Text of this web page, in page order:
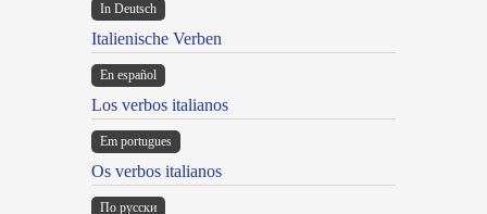
In Deutsch
Italienische Verben
En español
Los verbos italianos
Em portugues
Os verbos italianos
По русски